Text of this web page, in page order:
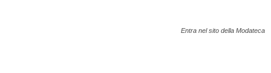
Entra nel sito della Modateca